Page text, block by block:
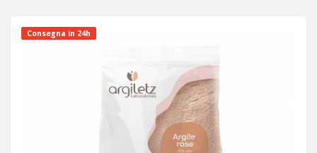
Consegna in 24h